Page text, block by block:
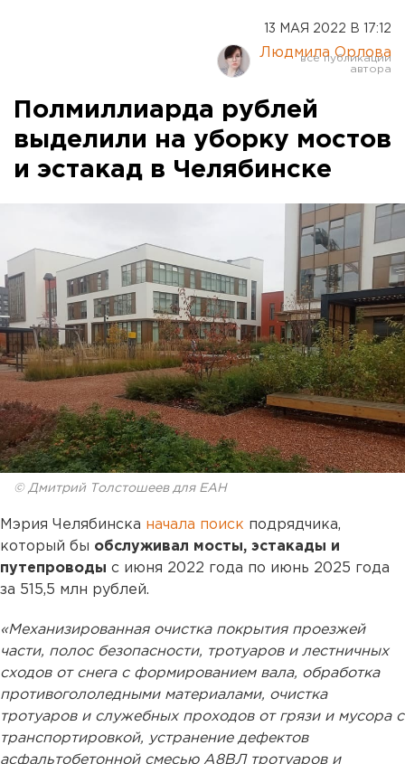
13 МАЯ 2022 В 17:12
Людмила Орлова
Полмиллиарда рублей
выделили на уборку мостов
и эстакад в Челябинске
© Дмитрий Толстошеев для ЕАН
Мэрия Челябинска начала поиск подрядчика,
который бы обслуживал мосты, эстакады и
путепроводы с июня 2022 года по июнь 2025 года
за 515,5 млн рублей.
«Механизированная очистка покрытия проезжей
части, полос безопасности, тротуаров и лестничных
сходов от снега с формированием вала, обработка
противогололедными материалами, очистка
тротуаров и служебных проходов от грязи и мусора с
транспортировкой, устранение дефектов
асфальтобетонной смесью А8ВЛ тротуаров и